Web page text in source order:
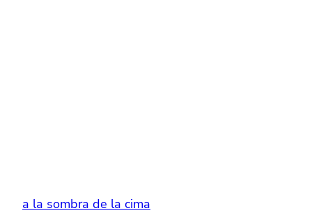
a la sombra de la cima